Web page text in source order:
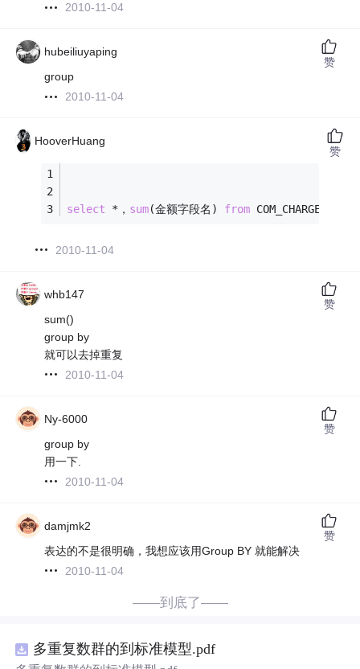
2010-11-04
hubeiliuyaping
group
2010-11-04
赞
HooverHuang
select * ， sum(金额字段名) from COM_CHARGE_LIST
2010-11-04
赞
whb147
sum()
group by
就可以去掉重复
2010-11-04
赞
Ny-6000
group by
用一下.
2010-11-04
赞
damjmk2
表达的不是很明确，我想应该用Group BY 就能解决
2010-11-04
赞
——到底了——
多重复数群的到标准模型.pdf